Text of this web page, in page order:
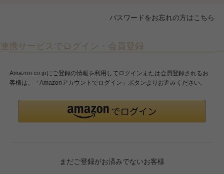
パスワードをお忘れの方はこちら
連携サービスでログイン・会員登録
Amazon.co.jpにご登録の情報を利用してログインまたは会員登録されるお
客様は、「Amazonアカウントでログイン」ボタンよりお進みください。
まだご登録がお済みでないお客様